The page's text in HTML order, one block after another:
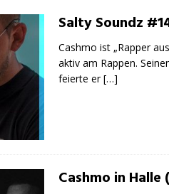
Salty Soundz
Cashmo ist „Rapper
aktiv am Rappen.
feierte er[…]
Cashmo in